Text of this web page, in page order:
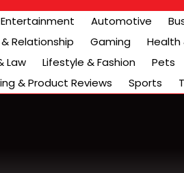
Automotive
Relationship
Gaming Health
Law
Lifestyle & Fashion Pets
& Product Reviews
Sports